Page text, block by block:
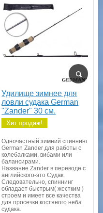
Удилище зимнее для
ловли судака German
"Zander" 30 см.
Хит продаж!
Одночастный зимний спиннинг
German Zander для работы с
колебалками, вибами или
балансирами.
Название Zander в переводе с
английского-это Судак.
Следовательно, спиннинг
обладает быстрым( жестким )
строем и имеет все качества
для просечки костяного неба
судака.